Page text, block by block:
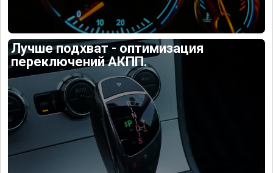
Лучше подхват - оптимизация
переключений АКПП.